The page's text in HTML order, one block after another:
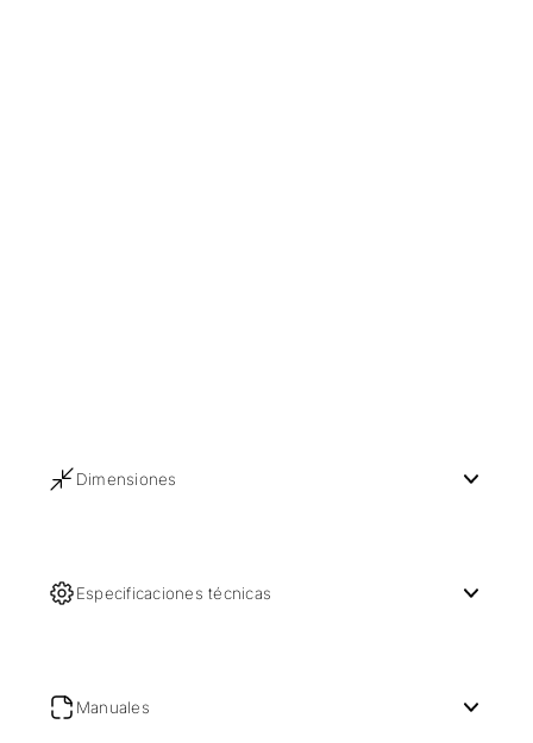
Dimensiones
Especificaciones técnicas
Manuales